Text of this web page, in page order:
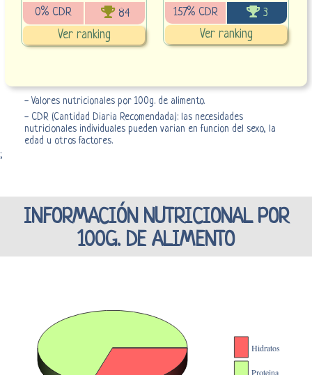
0% CDR 84
Ver ranking
157% CDR 3
Ver ranking
- Valores nutricionales por 100g. de alimento.
- CDR (Cantidad Diaria Recomendada): las necesidades
nutricionales individuales pueden varian en funcion del sexo, la
edad u otros factores.
;
INFORMACIÓN NUTRICIONAL POR
100G. DE ALIMENTO